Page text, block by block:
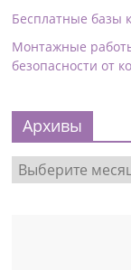
Бесплатные базы
Монтажные
безопасности от
Архивы